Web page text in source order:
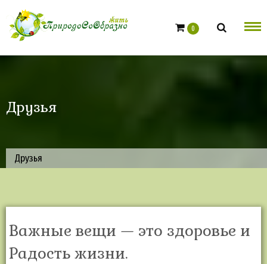
content
0
Друзья
Друзья
Важные вещи — это здоровье и
Радость жизни.